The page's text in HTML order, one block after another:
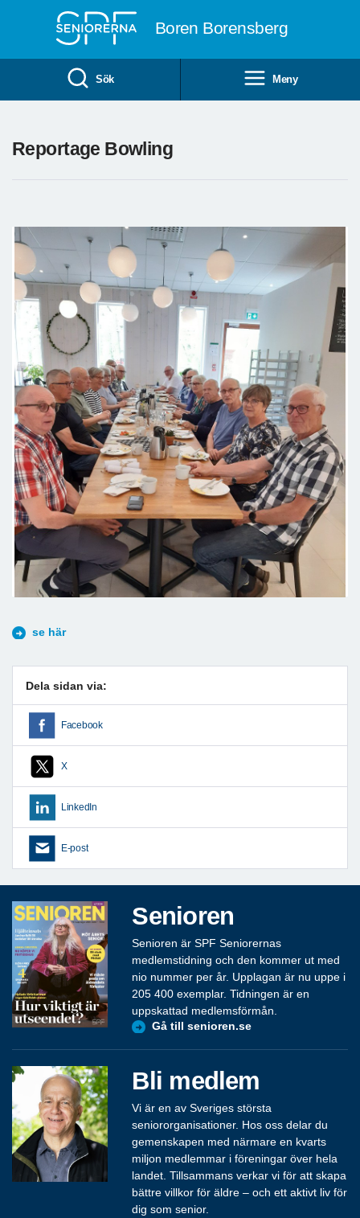
Boren Borensberg
Sök Meny
Reportage Bowling
se här
Dela sidan via:
Facebook
X
LinkedIn
E-post
Senioren
Senioren är SPF Seniorernas
medlemstidning och den kommer ut med
nio nummer per år. Upplagan är nu uppe i
205 400 exemplar. Tidningen är en
uppskattad medlemsförmån.
Gå till senioren.se
Bli medlem
Vi är en av Sveriges största
seniororganisationer. Hos oss delar du
gemenskapen med närmare en kvarts
miljon medlemmar i föreningar över hela
landet. Tillsammans verkar vi för att skapa
bättre villkor för äldre – och ett aktivt liv för
dig som senior.